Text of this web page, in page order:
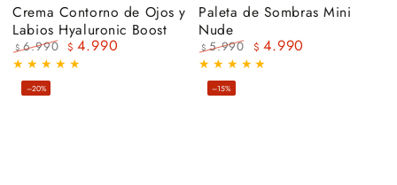
Crema Contorno de Ojos y
Labios Hyaluronic Boost
Precio
regular
$ 6.990
Precio
$ 4.990
Paleta de Sombras Mini
Nude
Precio
regular
$ 5.990
Precio
$ 4.990
–20% –15%